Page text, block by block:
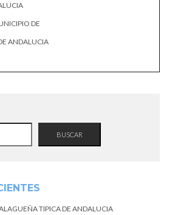
DE
ANDALUCIA
BUSCAR
TIPICA DE ANDALUCIA